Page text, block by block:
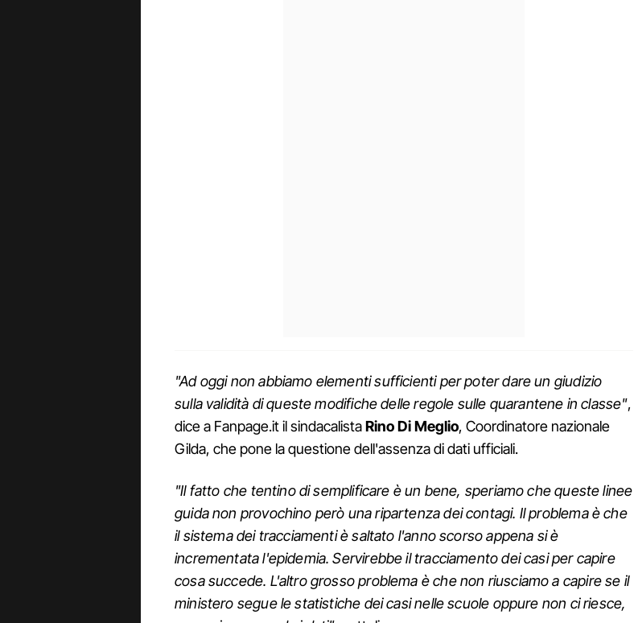
"Ad oggi non abbiamo elementi sufficienti per poter dare un giudizio
sulla validità di queste modifiche delle regole sulle quarantene in classe",
dice a Fanpage.it il sindacalistaRino Di Meglio, Coordinatore nazionale
Gilda, che pone la questione dell'assenza di dati ufficiali.
"Il fatto che tentino di semplificare è un bene, speriamo che queste linee
guida non provochino però una ripartenza dei contagi. Il problema è che
il sistema dei tracciamenti è saltato l'anno scorso appena si è
incrementata l'epidemia. Servirebbe il tracciamento dei casi per capire
cosa succede. L'altro grosso problema è che non riusciamo a capire se il
ministero segue le statistiche dei casi nelle scuole oppure non ci riesce,